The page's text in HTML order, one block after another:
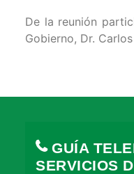
De la reunión
Gobierno, Dr. Carlos
GUÍA
SERVICIOS